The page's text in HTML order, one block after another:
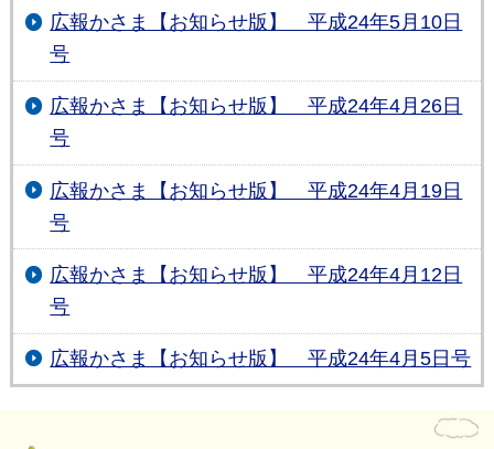
広報かさま【お知らせ版】 平成24年5月10日
号
広報かさま【お知らせ版】 平成24年4月26日
号
広報かさま【お知らせ版】 平成24年4月19日
号
広報かさま【お知らせ版】 平成24年4月12日
号
広報かさま【お知らせ版】 平成24年4月5日号